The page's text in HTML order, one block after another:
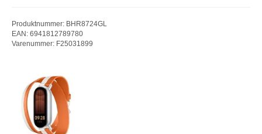
Produktnummer: BHR8724GL
EAN: 6941812789780
Varenummer: F25031899